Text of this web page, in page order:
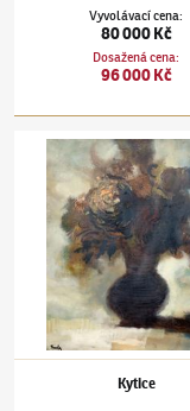
Vyvolávací cena:
80 000 Kč
Dosažená cena:
96 000 Kč
Jiří Trnka(1912–1969)Kytice
Kytice